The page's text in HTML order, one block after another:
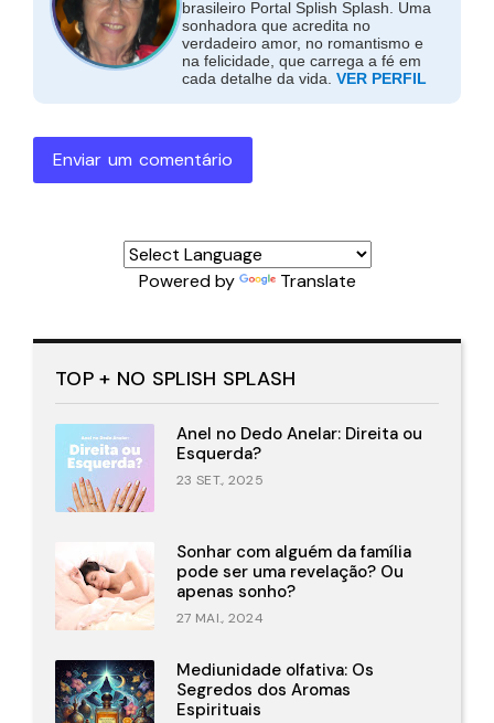
brasileiro Portal Splish Splash. Uma
sonhadora que acredita no
verdadeiro amor, no romantismo e
na felicidade, que carrega a fé em
cada detalhe da vida. VER PERFIL
Enviar um comentário
Powered by Translate
TOP + NO SPLISH SPLASH
Anel no Dedo Anelar: Direita ou
Esquerda?
23 SET., 2025
Sonhar com alguém da família
pode ser uma revelação? Ou
apenas sonho?
27 MAI., 2024
Mediunidade olfativa: Os
Segredos dos Aromas
Espirituais